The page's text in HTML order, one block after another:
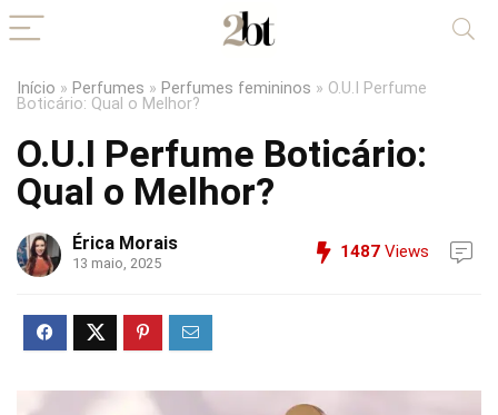
Início » Perfumes » Perfumes femininos » O.U.I Perfume
Boticário: Qual o Melhor?
O.U.I Perfume Boticário:
Qual o Melhor?
Érica Morais
13 maio, 2025
1487 Views